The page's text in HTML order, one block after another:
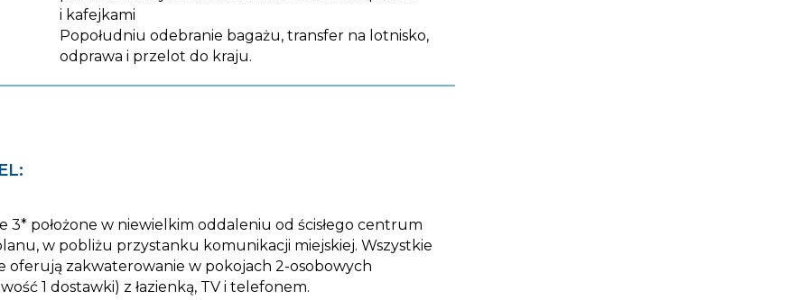
i kafejkami
Popołudniu odebranie bagażu, transfer na lotnisko,
odprawa i przelot do kraju.
3* położone w niewielkim oddaleniu od ścisłego centrum
w pobliżu przystanku komunikacji miejskiej. Wszystkie
oferują zakwaterowanie w pokojach 2-osobowych
1 dostawki) z łazienką, TV i telefonem.